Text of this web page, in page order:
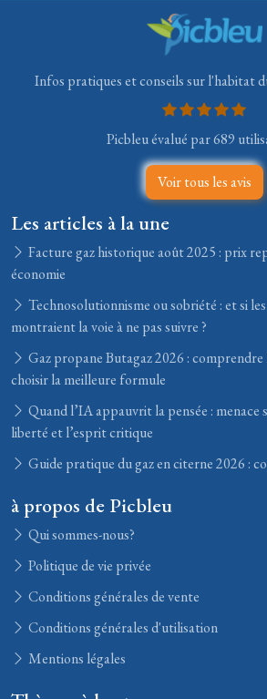
Infos pratiques et conseils sur l'habitat
Picbleu évalué par 689
Voir tous les avis
Les articles à la une
Facture gaz historique août 2025 : prix
économie
Technosolutionnisme ou sobriété : et si
montraient la voie à ne pas suivre ?
Gaz propane Butagaz 2026 : comprendre
choisir la meilleure formule
Quand l’IA appauvrit la pensée : menace
liberté et l’esprit critique
Guide pratique du gaz en citerne 2026 :
à propos de Picbleu
Qui sommes-nous?
Politique de vie privée
Conditions générales de vente
Conditions générales d'utilisation
Mentions légales